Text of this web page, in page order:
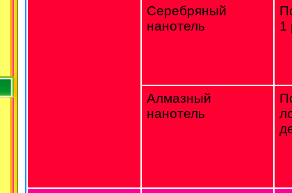
Серебряный
нанотель
1
Алмазный
нанотель